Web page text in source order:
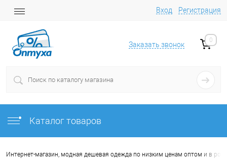
Вход Регистрация
Заказать звонок
0
Каталог товаров
Интернет-магазин, модная дешевая одежда по низким ценам оптом и в